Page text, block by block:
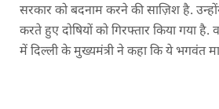
सरकार को बदनाम करने की साज़िश है.
करते हुए दोषियों को गिरफ्तार किया गया
में दिल्ली के मुख्यमंत्री ने कहा कि ये भगवंत